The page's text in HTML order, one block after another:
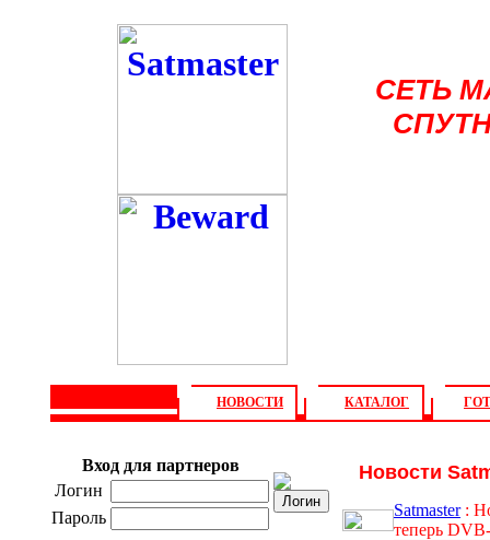
СЕТЬ
НОВОСТИ КАТАЛОГ
Вход для партнеров
Логин
Пароль
Новости
Satmaster:
теперь